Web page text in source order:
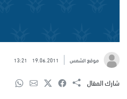
موقع الشمس 19.06.2011
13:21
شارك المقال